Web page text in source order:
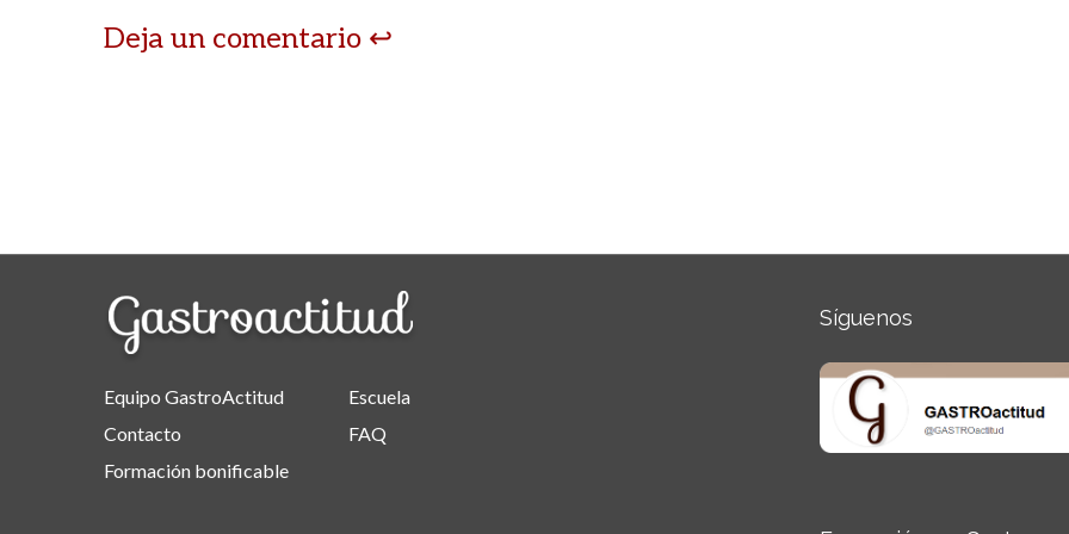
Deja un comentario
Equipo GastroActitud
Contacto
Formación bonificable
Escuela
FAQ
Síguenos